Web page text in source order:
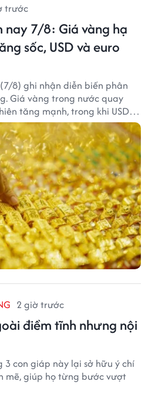
trước
nay 7/8: Giá vàng hạ
sốc, USD và euro
8) ghi nhận diễn biến phân
Giá vàng trong nước quay
tăng mạnh, trong khi USD
yếu dù tỷ giá trung tâm lập
2 giờ trước
điềm tĩnh nhưng nội
con giáp này lại sở hữu ý chí
mẽ, giúp họ từng bước vượt